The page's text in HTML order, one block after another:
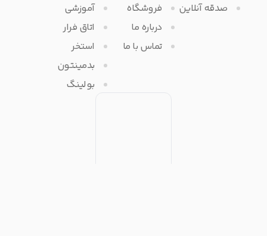
صدقه آنلاین
فروشگاه
درباره ما
تماس با ما
آموزشی
اتاق فرار
استخر
بدمینتون
بولینگ